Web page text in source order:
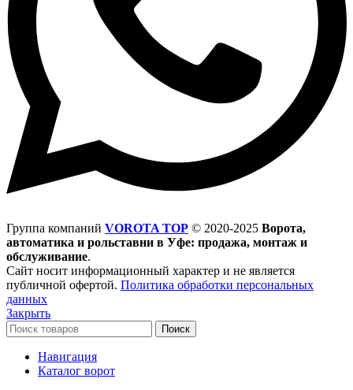
Группа компаний VOROTA TOP © 2020-2025 Ворота,
автоматика и рольставни в Уфе: продажа, монтаж и
обслуживание.
Сайт носит информационный характер и не является
публичной офертой. Политика обработки персональных
данных
Закрыть
Поиск
Навигация
Каталог ворот